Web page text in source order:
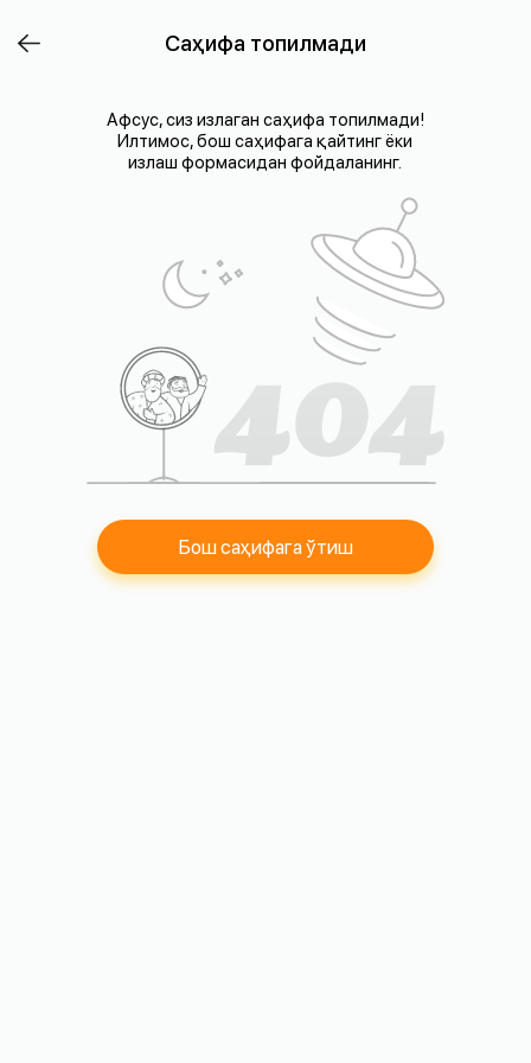
Саҳифа топилмади
Афсус, сиз излаган саҳифа топилмади!
Илтимос, бош саҳифага қайтинг ёки
излаш формасидан фойдаланинг.
Бош саҳифага ўтиш